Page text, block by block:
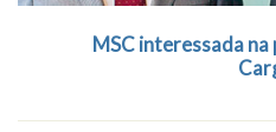
MSC interessada